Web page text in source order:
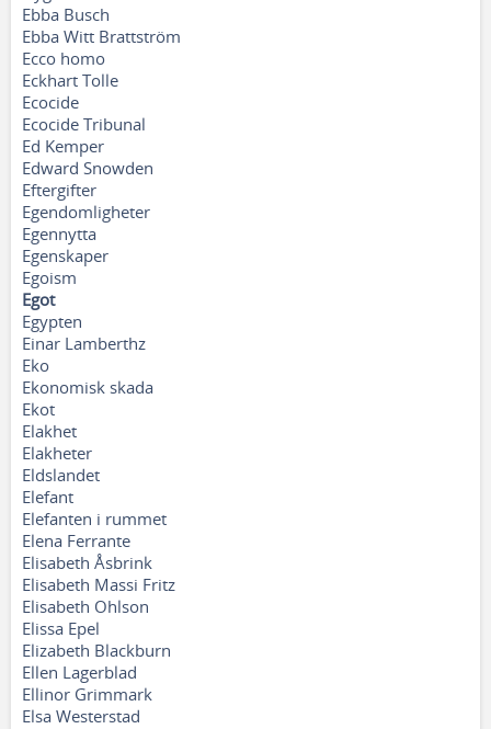
Ebba Busch
Ebba Witt Brattström
Ecco homo
Eckhart Tolle
Ecocide
Ecocide Tribunal
Ed Kemper
Edward Snowden
Eftergifter
Egendomligheter
Egennytta
Egenskaper
Egoism
Egot
Egypten
Einar Lamberthz
Eko
Ekonomisk skada
Ekot
Elakhet
Elakheter
Eldslandet
Elefant
Elefanten i rummet
Elena Ferrante
Elisabeth Åsbrink
Elisabeth Massi Fritz
Elisabeth Ohlson
Elissa Epel
Elizabeth Blackburn
Ellen Lagerblad
Ellinor Grimmark
Elsa Westerstad